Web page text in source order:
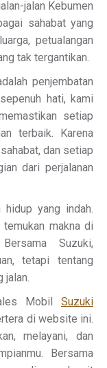
jalan Kebumen
sahabat yang
petualangan
tak tergantikan.
penjembatan
hati, kami
setiap
terbaik. Karena
dan setiap
dari perjalanan
yang indah.
makna di
Suzuki,
tetapi tentang
jalan.
Mobil Suzuki
di website ini.
melayani, dan
Bersama